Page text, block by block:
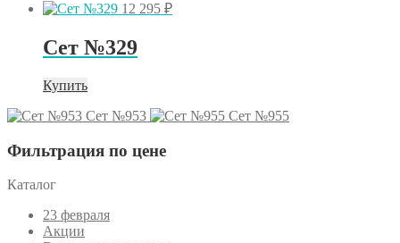
12 295 ₽
Сет №329
Купить
Сет №953
Сет №955
Фильтрация по цене
Каталог
23 февраля
Акции